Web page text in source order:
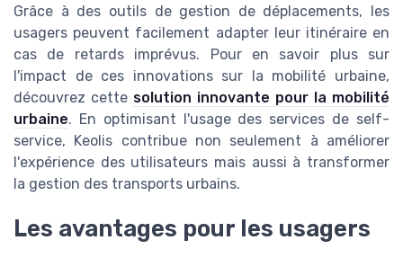
Grâce à des outils de gestion de déplacements, les
usagers peuvent facilement adapter leur itinéraire en
cas de retards imprévus. Pour en savoir plus sur
l'impact de ces innovations sur la mobilité urbaine,
découvrez cette solution innovante pour la mobilité
urbaine. En optimisant l'usage des services de self-
service, Keolis contribue non seulement à améliorer
l'expérience des utilisateurs mais aussi à transformer
la gestion des transports urbains.
Les avantages pour les usagers